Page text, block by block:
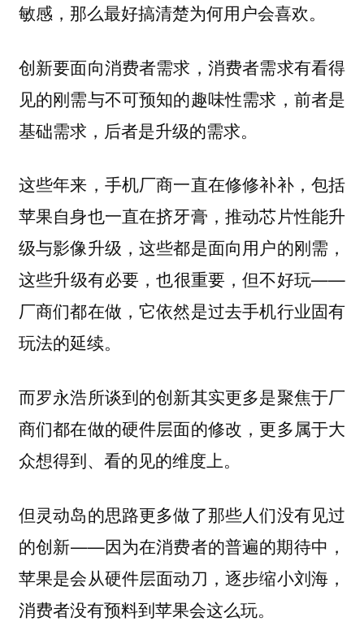
敏感，那么最好搞清楚为何用户会喜欢。
创新要面向消费者需求，消费者需求有看得
见的刚需与不可预知的趣味性需求，前者是
基础需求，后者是升级的需求。
这些年来，手机厂商一直在修修补补，包括
苹果自身也一直在挤牙膏，推动芯片性能升
级与影像升级，这些都是面向用户的刚需，
这些升级有必要，也很重要，但不好玩——
厂商们都在做，它依然是过去手机行业固有
玩法的延续。
而罗永浩所谈到的创新其实更多是聚焦于厂
商们都在做的硬件层面的修改，更多属于大
众想得到、看的见的维度上。
但灵动岛的思路更多做了那些人们没有见过
的创新——因为在消费者的普遍的期待中，
苹果是会从硬件层面动刀，逐步缩小刘海，
消费者没有预料到苹果会这么玩。